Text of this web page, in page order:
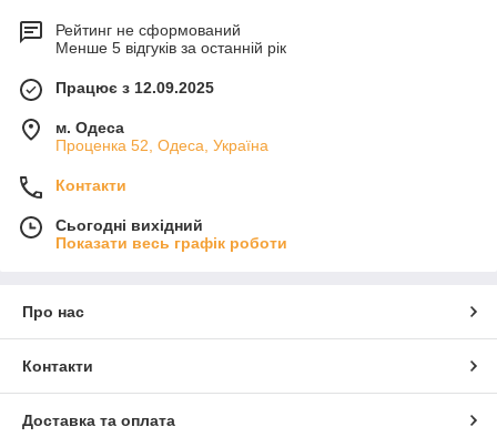
Рейтинг не сформований
Менше 5 відгуків за останній рік
Працює з 12.09.2025
м. Одеса
Проценка 52, Одеса, Україна
Контакти
Сьогодні вихідний
Показати весь графік роботи
Про нас
Контакти
Доставка та оплата